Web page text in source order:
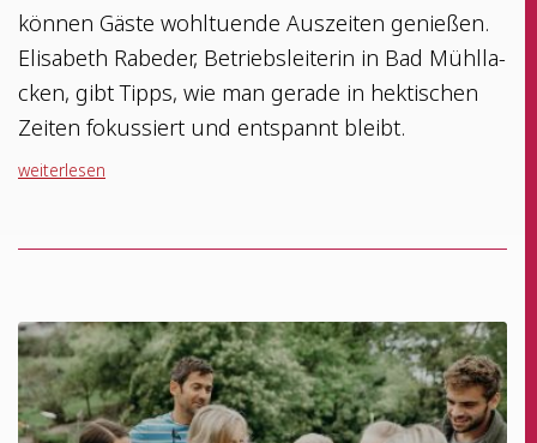
kön­nen Gäs­te wohl­tu­en­de Aus­zei­ten genießen.
Eli­sa­beth Rabe­der, Betriebs­lei­te­rin in Bad Mühl­la­
cken, gibt Tipps, wie man gera­de in hek­ti­schen
Zei­ten fokus­siert und ent­spannt bleibt.
wei­ter­le­sen